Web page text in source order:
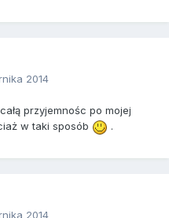
2014
przyjemnośc po mojej
w taki sposób
.
2014